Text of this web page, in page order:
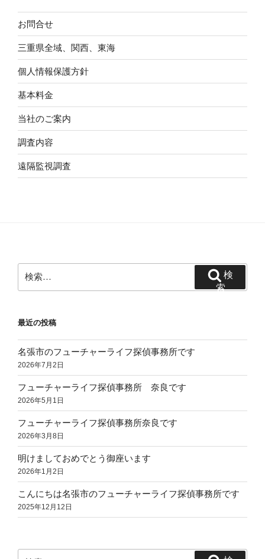
お問合せ
三重県全域、関西、東海
個人情報保護方針
基本料金
当社のご案内
調査内容
遠隔監視調査
索:
索
最近の投稿
名張市のフューチャーライフ探偵事務所です
2026年7月2日
フューチャーライフ探偵事務所 奈良です
2026年5月1日
フューチャーライフ探偵事務所奈良です
2026年3月8日
明けましておめでとう御座います
2026年1月2日
こんにちは名張市のフューチャーライフ探偵事務所です
2025年12月12日